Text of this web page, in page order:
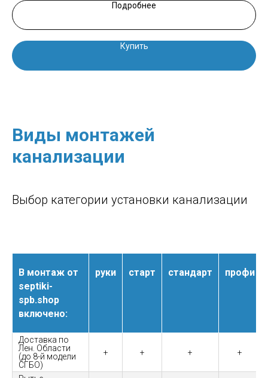
Подробнее
Купить
Виды монтажей
канализации
Выбор категории установки канализации
В монтаж от
septiki-
spb.shop
включено:
руки старт стандарт профи
Доставка по
Лен. Области
(до 8-й модели
СГБО)
+ + + +